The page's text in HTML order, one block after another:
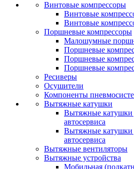
Винтовые компрессоры
Винтовые
Винтовые
Поршневые компрессоры
Малошумные
Поршневые
Поршневые
Поршневые
Ресиверы
Осушители
Компоненты
Вытяжные катушки
Вытяжные катушки
автосервиса
Вытяжные катушки
автосервиса
Вытяжные вентиляторы
Вытяжные устройства
Мобильная